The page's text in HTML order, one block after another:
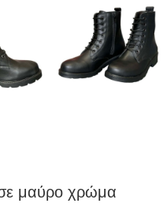
σε μαύρο χρώμα